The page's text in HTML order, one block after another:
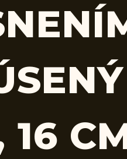
16